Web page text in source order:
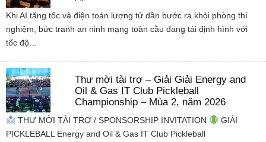
Khi AI tăng tốc và điện toán lượng tử dần bước ra khỏi phòng thí
nghiệm, bức tranh an ninh mạng toàn cầu đang tái định hình với
tốc độ…
Thư mời tài trợ – Giải Giải Energy and
Oil & Gas IT Club Pickleball
Championship – Mùa 2, năm 2026
THƯ MỜI TÀI TRỢ / SPONSORSHIP INVITATION
GIẢI
PICKLEBALL Energy and Oil & Gas IT Club Pickleball